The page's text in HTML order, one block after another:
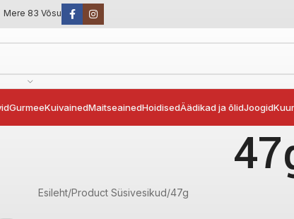
Mere 83 Võsu
GurmeeKuivainedMaitseainedHoidisedÄädikad ja õlidJoogid
Esileht Product Süsivesikud 47g